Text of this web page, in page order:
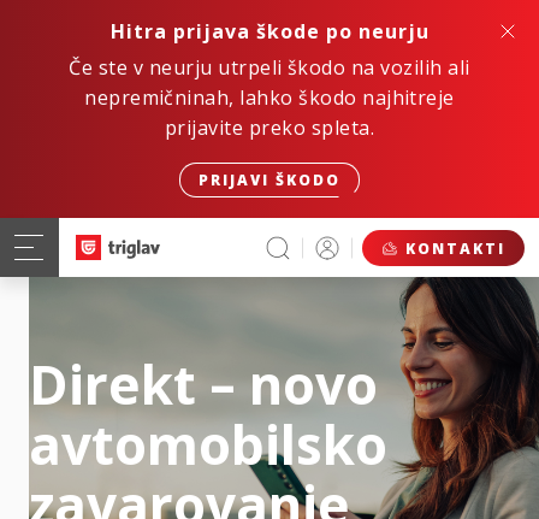
Hitra prijava škode po neurju
Če ste v neurju utrpeli škodo na vozilih ali
nepremičninah, lahko škodo najhitreje
prijavite preko spleta.
PRIJAVI ŠKODO
KONTAKTI
Direkt – novo
avtomobilsko
zavarovanje